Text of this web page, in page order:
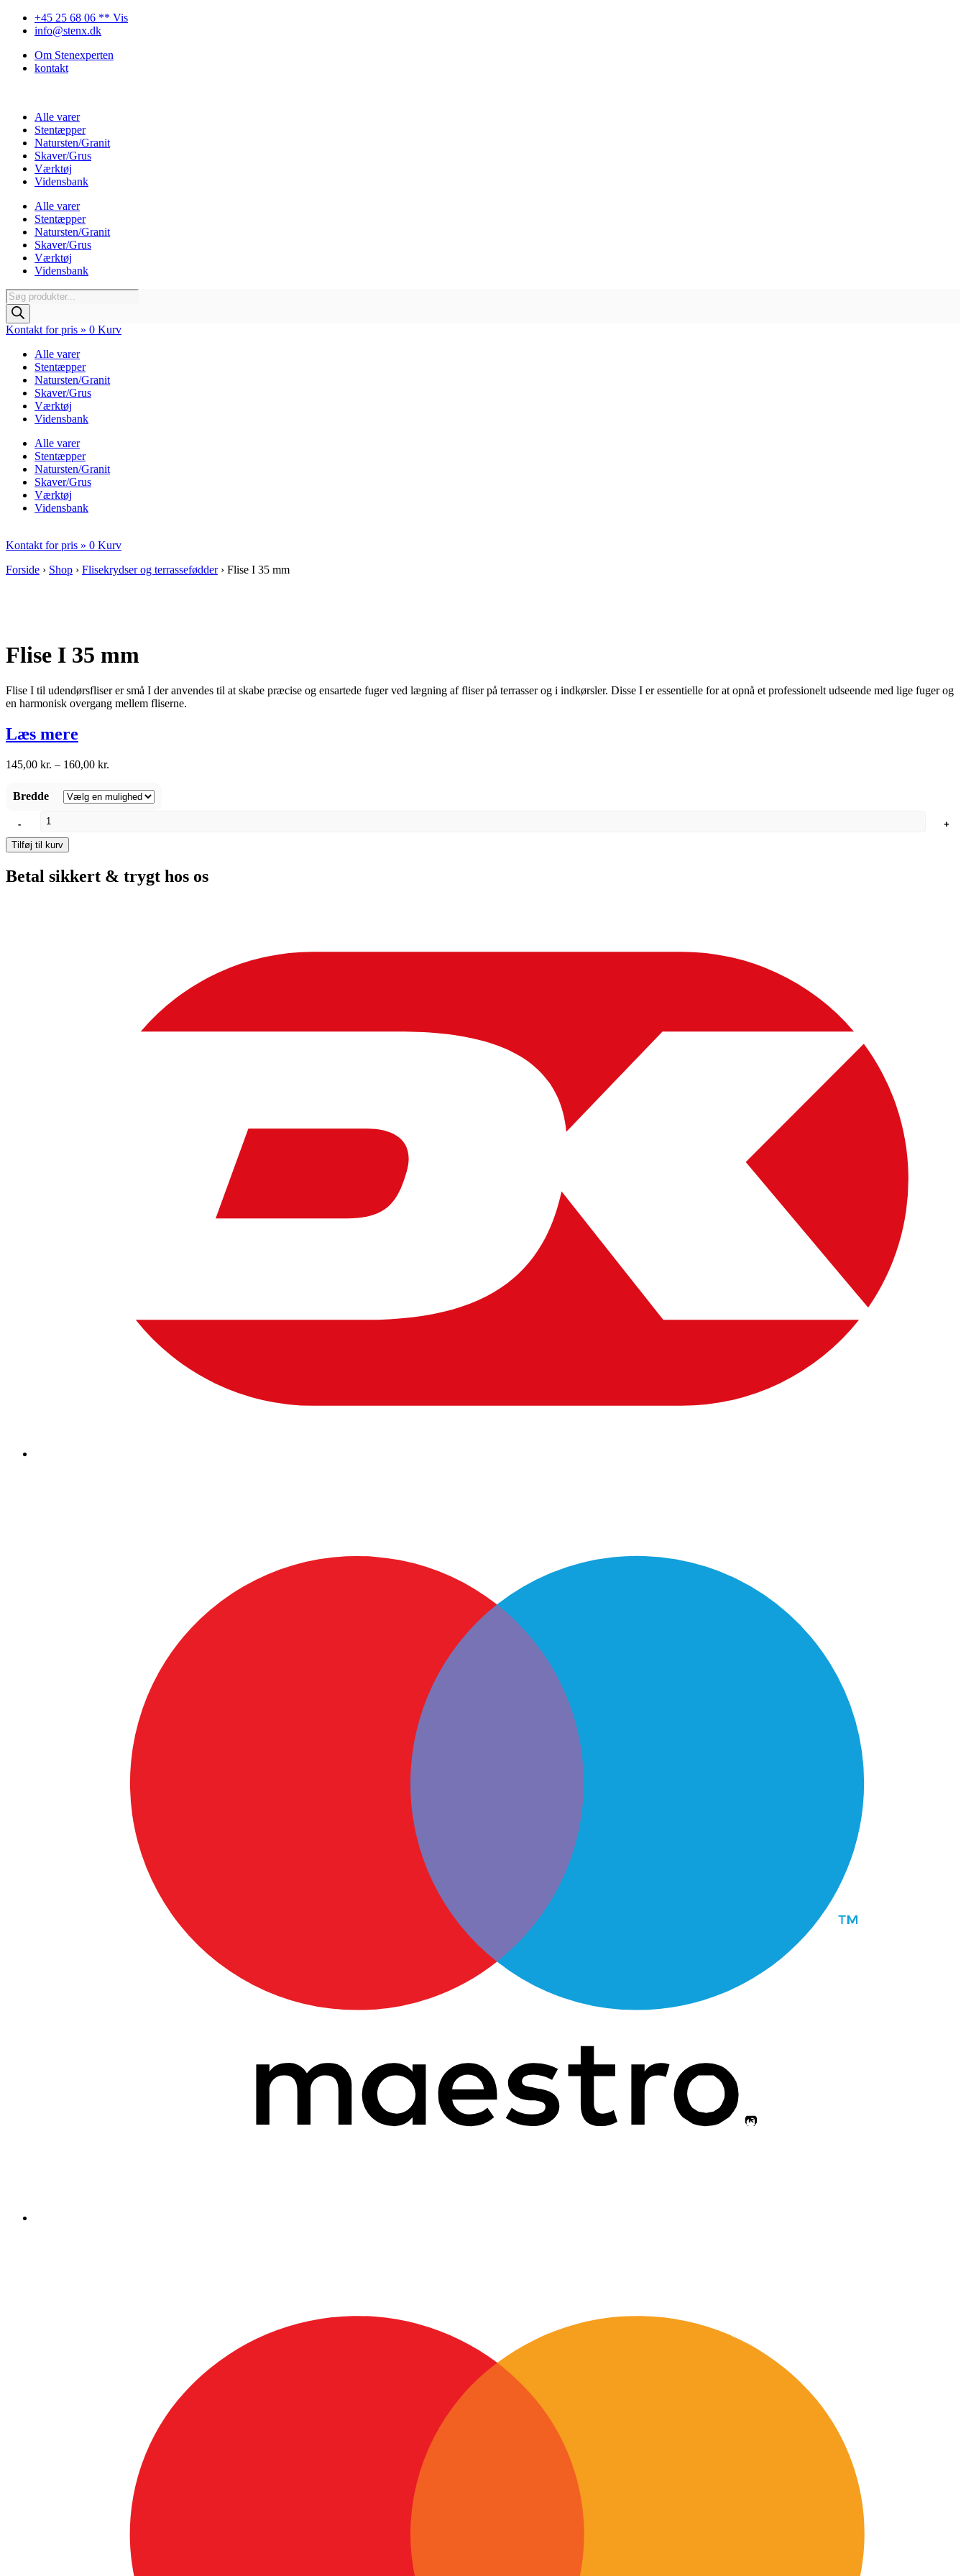
Videre+45 25 68 06 ** Vis
info@stenx.dk
Om Stenexperten
kontakt
Alle varer
Stentæpper
Natursten/Granit
Skaver/Grus
Værktøj
Vidensbank
Alle varer
Stentæpper
Natursten/Granit
Skaver/Grus
Værktøj
Vidensbank
Products
search
Kontakt for pris » 0 Kurv
Alle varer
Stentæpper
Natursten/Granit
Skaver/Grus
Værktøj
Vidensbank
Alle varer
Stentæpper
Natursten/Granit
Skaver/Grus
Værktøj
Vidensbank
Kontakt for pris » 0 Kurv
Forside › Shop › Flisekrydser og terrassefødder› Flise I 35 mm
Flise I 35 mm
Flise I til udendørsfliser er små I der anvendes til at skabe præcise og ensartede fuger ved lægning af fliser på terrasser og i indkørsler. Disse I er essentielle for at opnå et professionelt udseende med lige fuger og
en harmonisk overgang mellem fliserne.
Læs mere
145,00 kr. – 160,00 kr.
til
160,00 kr.
Bredde
35
mm
antal
-
+
Tilføj til kurv
Betal sikkert & trygt hos os